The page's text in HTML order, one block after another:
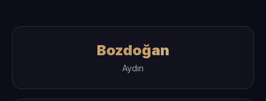
Bozdoğan
Aydın